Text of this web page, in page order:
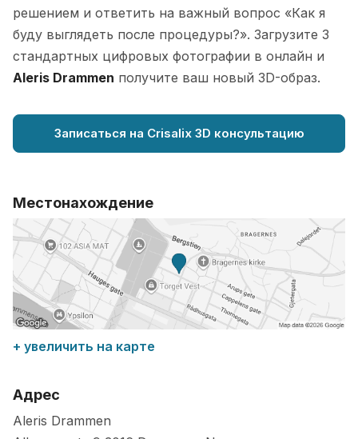
решением и ответить на важный вопрос «Как я
буду выглядеть после процедуры?». Загрузите 3
стандартных цифровых фотографии в онлайн и
Aleris Drammen получите ваш новый 3D-образ.
Записаться на Crisalix 3D консультацию
Местонахождение
+ увеличить на карте
Адрес
Aleris Drammen